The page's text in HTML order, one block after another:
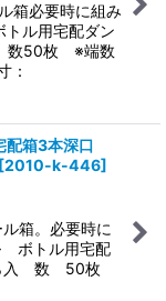
箱必要時に組み
ル用宅配ダン
数50枚 ※端数
：
配箱3本深口
[2010-k-446]
箱。必要時に
ボトル用宅配
ら入 数 50枚